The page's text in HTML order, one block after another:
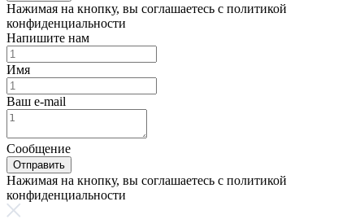
Нажимая на кнопку, вы соглашаетесь с политикой
конфиденциальности
Напишите нам
Имя
Ваш e-mail
Сообщение
Отправить
Нажимая на кнопку, вы соглашаетесь с политикой
конфиденциальности